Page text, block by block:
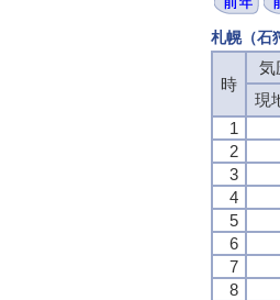
札幌（石
時
気
現
1
2
3
4
5
6
7
8
時
気
現
1
2
3
4
5
6
7
8
時
気
現
1
2
3
4
5
6
7
8
時
気
現
1
2
3
4
5
6
7
8